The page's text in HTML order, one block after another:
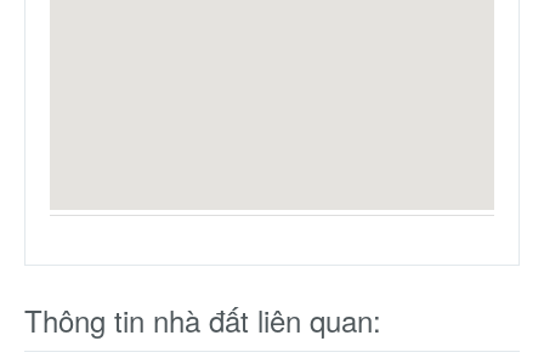
Thông tin nhà đất liên quan: